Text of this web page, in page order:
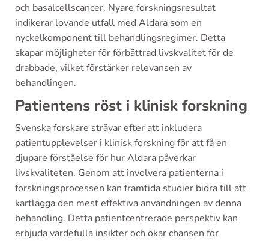
och basalcellscancer. Nyare forskningsresultat
indikerar lovande utfall med Aldara som en
nyckelkomponent till behandlingsregimer. Detta
skapar möjligheter för förbättrad livskvalitet för de
drabbade, vilket förstärker relevansen av
behandlingen.
Patientens röst i klinisk forskning
Svenska forskare strävar efter att inkludera
patientupplevelser i klinisk forskning för att få en
djupare förståelse för hur Aldara påverkar
livskvaliteten. Genom att involvera patienterna i
forskningsprocessen kan framtida studier bidra till att
kartlägga den mest effektiva användningen av denna
behandling. Detta patientcentrerade perspektiv kan
erbjuda värdefulla insikter och ökar chansen för